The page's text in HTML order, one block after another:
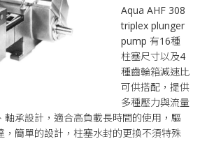
Aqua AHF 308
triplex plunger
pump 有16種
柱塞尺寸以及4
種齒輪箱減速比
可供搭配，提供
多種壓力與流量
軸承設計，適合高負載長時間的使用，驅
，簡單的設計，柱塞水封的更換不須特殊